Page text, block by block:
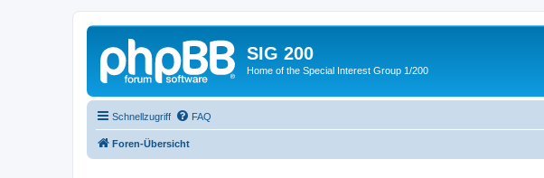
SIG 200
Home of the Special Interest Group 1/200
Schnellzugriff FAQ
Foren-Übersicht